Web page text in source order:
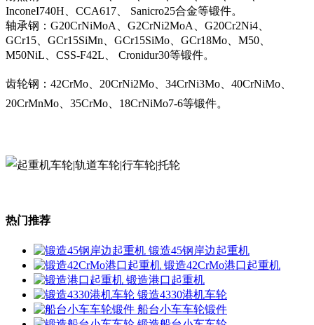
InconeI740H、CCA617、 Sanicro25合金等锻件。
轴承钢：G20CrNiMoA、G2CrNi2MoA、G20Cr2Ni4、
GCr15、GCr15SiMn、GCr15SiMo、GCr18Mo、M50、
M50NiL、CSS-F42L、 Cronidur30等锻件。
齿轮钢：42CrMo、20CrNi2Mo、34CrNi3Mo、40CrNiMo、
20CrMnMo、35CrMo、18CrNiMo7-6等锻件。
热门推荐
锻造45钢岸边起重机
锻造42CrMo港口起重机
锻造港口起重机
锻造4330港机车轮
船台小车车轮锻件